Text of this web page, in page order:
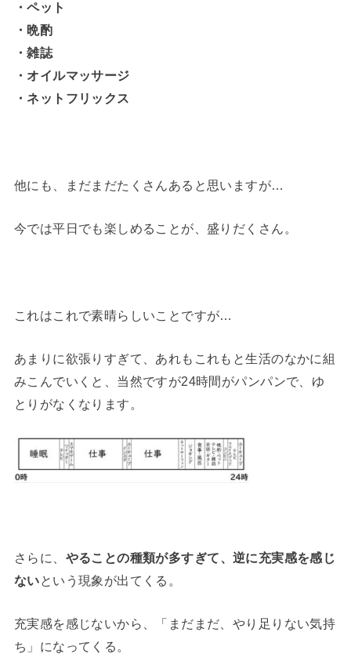
・ペット
・晩酌
・雑誌
・オイルマッサージ
・ネットフリックス
他にも、まだまだたくさんあると思いますが…
今では平日でも楽しめることが、盛りだくさん。
これはこれで素晴らしいことですが…
あまりに欲張りすぎて、あれもこれもと生活のなかに組
みこんでいくと、当然ですが24時間がパンパンで、ゆ
とりがなくなります。
さらに、 やることの種類が多すぎて、逆に充実感を感じ
ない という現象が出てくる。
充実感を感じないから、「まだまだ、やり足りない気持
ち」になってくる。